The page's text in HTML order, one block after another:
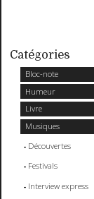
Catégories
Bloc-note
Humeur
Livre
Musiques
Découvertes
Festivals
Interview express